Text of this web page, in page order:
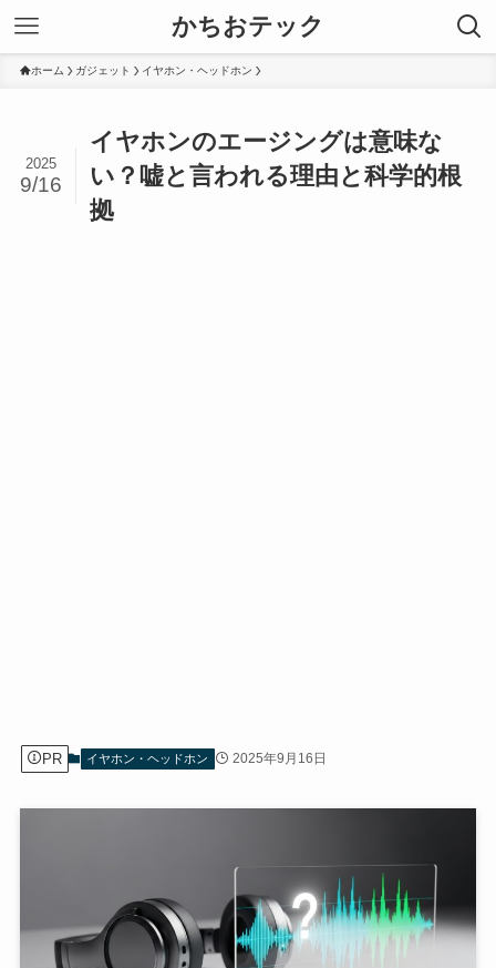
かちおテック
ホーム ガジェット イヤホン・ヘッドホン
イヤホンのエージングは意味な
い？嘘と言われる理由と科学的根
拠
2025
9/16
PR イヤホン・ヘッドホン 2025年9月16日